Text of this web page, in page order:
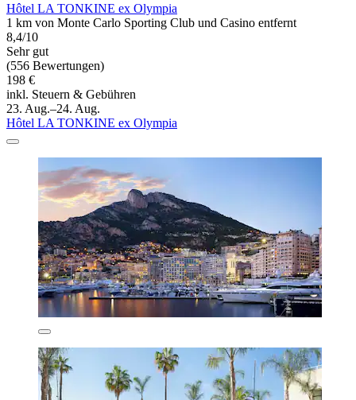
Hôtel LA TONKINE ex Olympia
1 km von Monte Carlo Sporting Club und Casino entfernt
8,4/10
Sehr gut
(556 Bewertungen)
198 €
inkl. Steuern & Gebühren
23. Aug.–24. Aug.
Hôtel LA TONKINE ex Olympia